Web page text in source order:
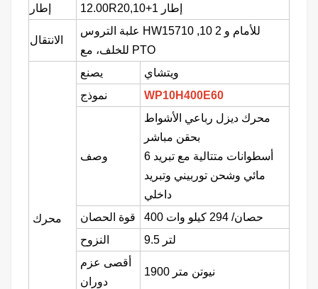
إطار 12.00R20,10+1 إطار
الانتقال
علبة التروس HW15710 ,10 للأمام و 2
للخلف، مع PTO
محرك
يصنع
ويتشاي
نموذج
WP10H400E60
وصف
محرك ديزل رباعي الأشواط
بحقن مباشر
6 أسطوانات متتالية مع تبريد
مائي وشحن توربيني وتبريد
داخلي
قوة الحصان
400 حصان/ 294 كيلو وات
النزوح
9.5 لتر
أقصى عزم
دوران
1900 نيوتن متر